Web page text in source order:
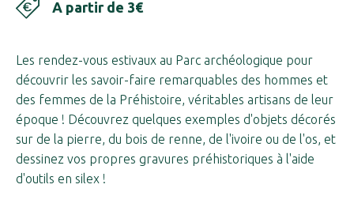
A partir de 3€
Les rendez-vous estivaux au Parc archéologique pour
découvrir les savoir-faire remarquables des hommes et
des femmes de la Préhistoire, véritables artisans de leur
époque ! Découvrez quelques exemples d'objets décorés
sur de la pierre, du bois de renne, de l'ivoire ou de l'os, et
dessinez vos propres gravures préhistoriques à l'aide
d'outils en silex !